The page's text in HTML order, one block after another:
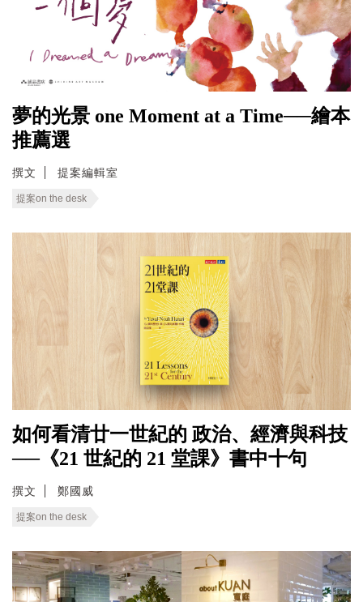
夢的光景 one Moment at a Time──繪本
推薦選
撰文 提案編輯室
提案on the desk
如何看清廿一世紀的 政治、經濟與科技
──《21 世紀的 21 堂課》書中十句
撰文 鄭國威
提案on the desk